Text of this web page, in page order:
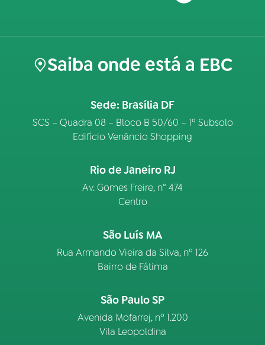
Saiba onde está a EBC
Sede: Brasília DF
SCS – Quadra 08 – Bloco B 50/60 – 1º Subsolo
Edifício Venâncio Shopping
Rio de Janeiro RJ
Av. Gomes Freire, n° 474
Centro
São Luís MA
Rua Armando Vieira da Silva, nº 126
Bairro de Fátima
São Paulo SP
Avenida Mofarrej, nº 1.200
Vila Leopoldina